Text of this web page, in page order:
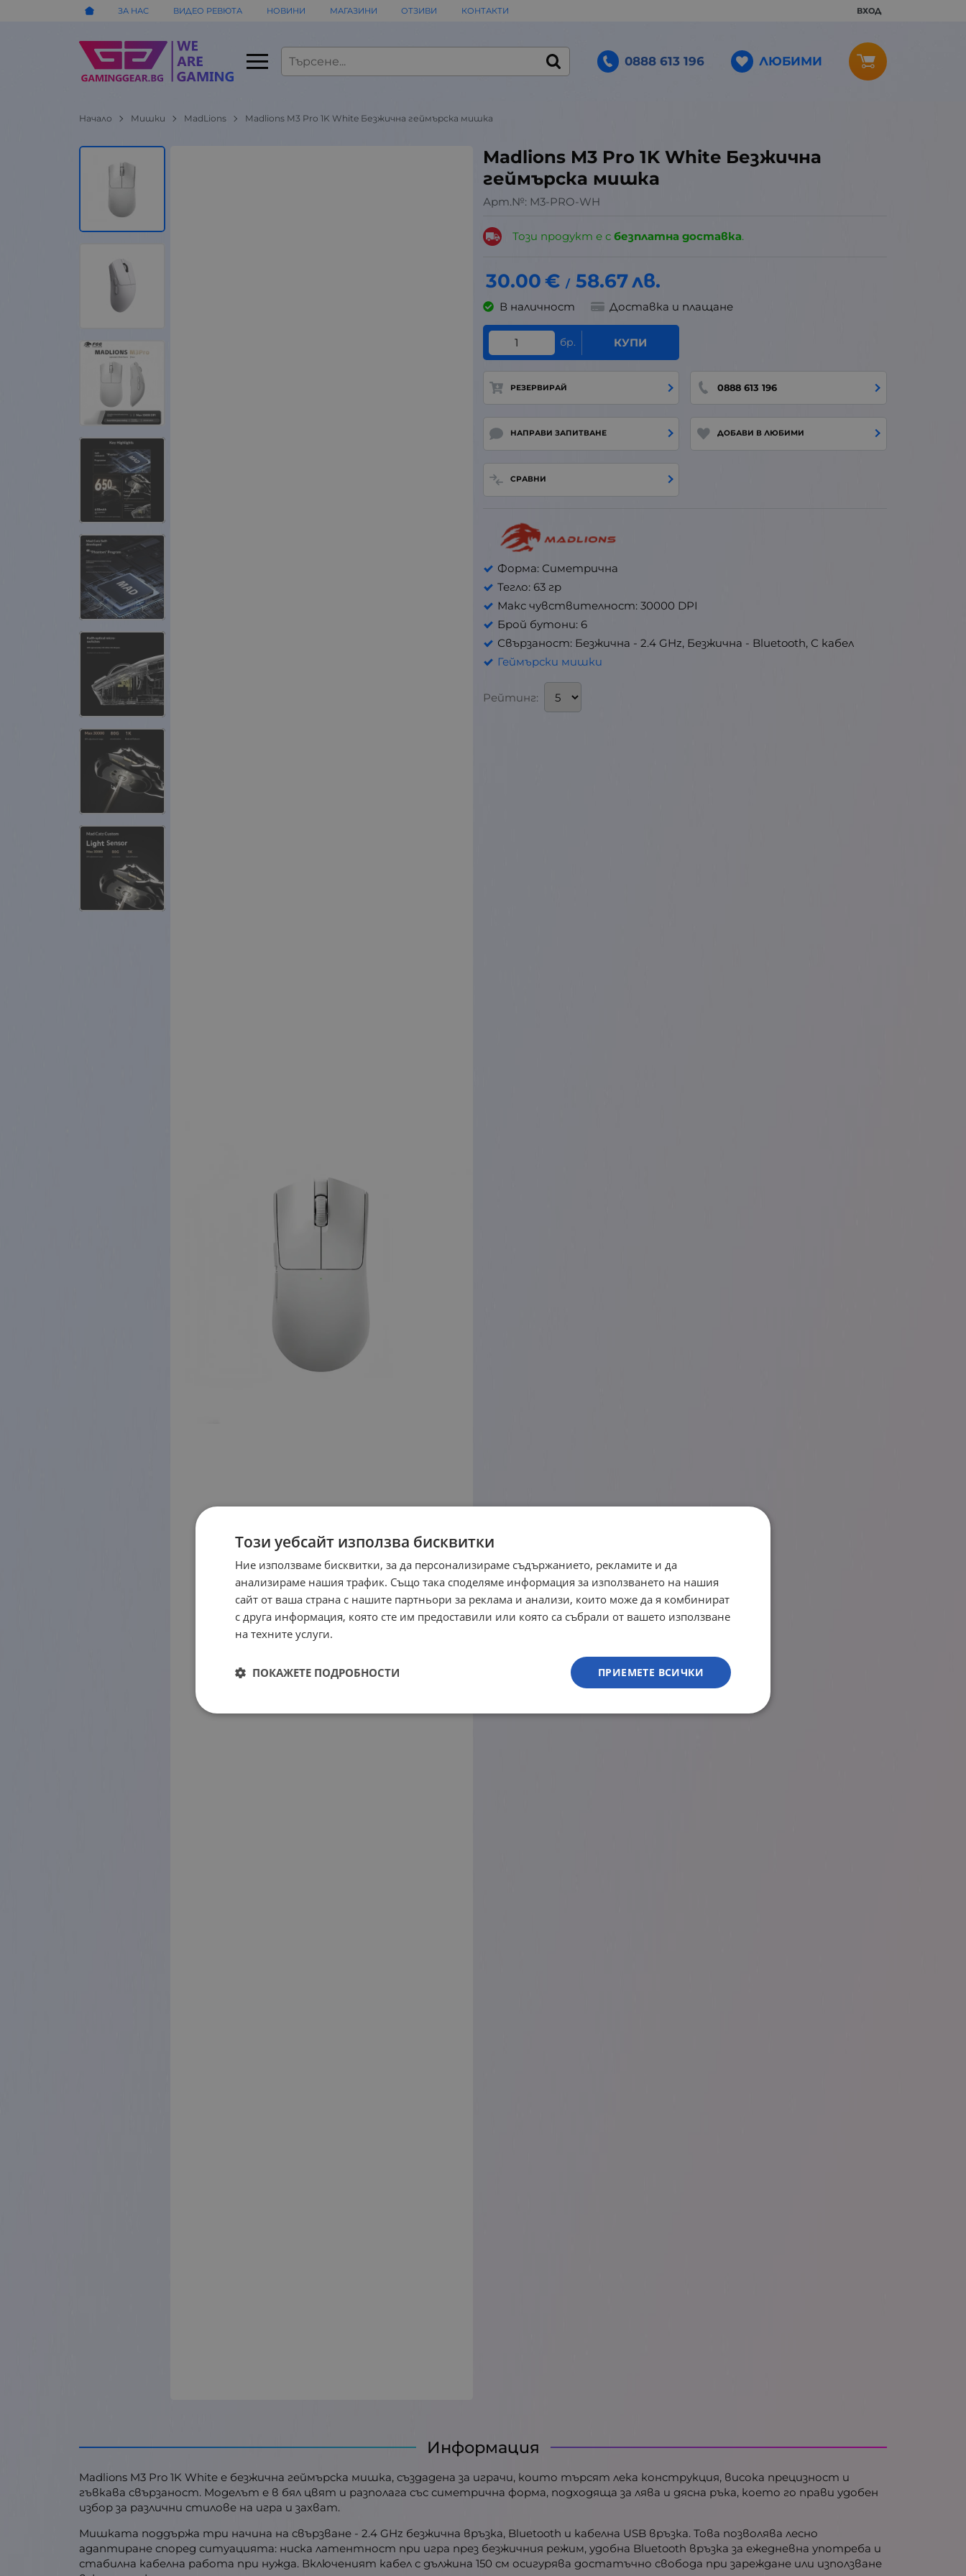
ЗА НАС ВИДЕО РЕВЮТА НОВИНИ МАГАЗИНИ ОТЗИВИ КОНТАКТИ ВХОД
0888 613 196 ЛЮБИМИ
Начало Мишки MadLions Madlions M3 Pro 1K White Безжична геймърска мишка
Madlions M3 Pro 1K White Безжична
геймърска мишка
Арт.№: M3-PRO-WH
Този продукт е сбезплатна доставка.
30.00€ / 58.67лв.
В наличност Доставка и плащане
бр. КУПИ
РЕЗЕРВИРАЙ 0888 613 196
НАПРАВИ ЗАПИТВАНЕ ДОБАВИ В ЛЮБИМИ
СРАВНИ
Форма: Симетрична
Тегло: 63 гр
Макс чувствителност: 30000 DPI
Брой бутони: 6
Свързаност: Безжична - 2.4 GHz, Безжична - Bluetooth, С кабел
Геймърски мишки
Рейтинг:
Информация
Madlions M3 Pro 1K White е безжична геймърска мишка, създадена за играчи, които търсят лека конструкция, висока прецизност и
гъвкава свързаност. Моделът е в бял цвят и разполага със симетрична форма, подходяща за лява и дясна ръка, което го прави удобен
избор за различни стилове на игра и захват.
Мишката поддържа три начина на свързване - 2.4 GHz безжична връзка, Bluetooth и кабелна USB връзка. Това позволява лесно
адаптиране според ситуацията: ниска латентност при игра през безжичния режим, удобна Bluetooth връзка за ежедневна употреба и
стабилна кабелна работа при нужда. Включеният кабел с дължина 150 см осигурява достатъчно свобода при зареждане или използване
Този уебсайт използва бисквитки
Ние използваме бисквитки, за да персонализираме съдържанието, рекламите и да
анализираме нашия трафик. Също така споделяме информация за използването на нашия
сайт от ваша страна с нашите партньори за реклама и анализи, които може да я комбинират
с друга информация, която сте им предоставили или която са събрали от вашето използване
на техните услуги.
ПРИЕМЕТЕ ВСИЧКИ
ПОКАЖЕТЕ ПОДРОБНОСТИ